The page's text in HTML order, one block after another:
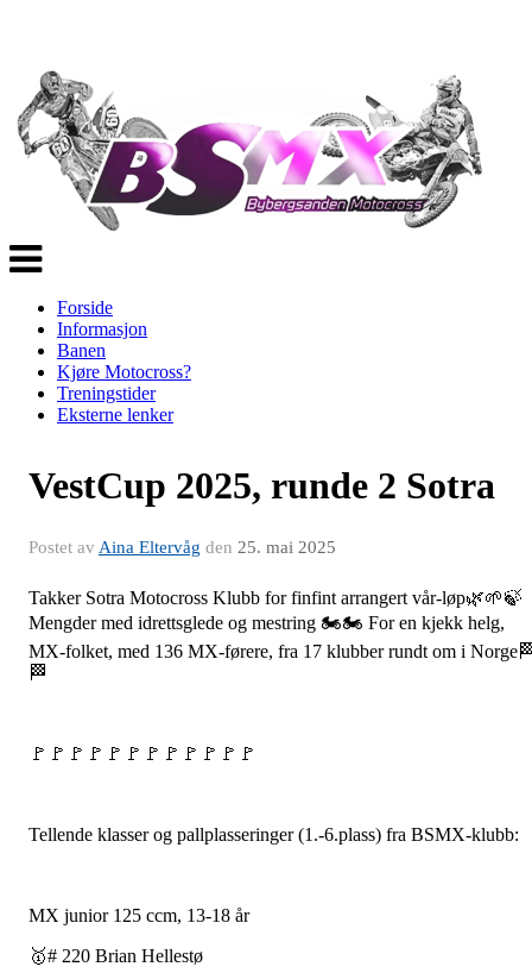
Veksle
navigasjon
Forside
Informasjon
Banen
Kjøre Motocross?
Treningstider
Eksterne lenker
VestCup 2025, runde 2 Sotra
Postet av Aina Eltervåg den 25. mai 2025
Takker Sotra Motocross Klubb for finfint arrangert vår-løp🌿🌱🍃
Mengder med idrettsglede og mestring 🏍️🏍️ For en kjekk helg,
MX-folket, med 136 MX-førere, fra 17 klubber rundt om i
🏁
🚩🚩🚩🚩🚩🚩🚩🚩🚩🚩🚩🚩
Tellende klasser og pallplasseringer (1.-6.plass) fra BSMX-klubb:
MX junior 125 ccm, 13-18 år
🥇# 220 Brian Hellestø